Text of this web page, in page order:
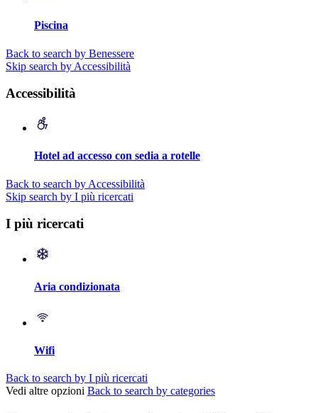
Piscina
Back to search by Benessere
Skip search by Accessibilità
Accessibilità
Hotel ad accesso con sedia a rotelle
Back to search by Accessibilità
Skip search by I più ricercati
I più ricercati
Aria condizionata
Wifi
Back to search by I più ricercati
Vedi altre opzioni Back to search by categories